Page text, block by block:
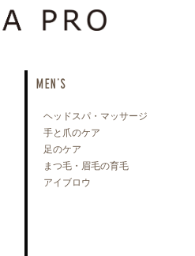
MEN'S
ヘッドスパ・マッサージ
手と爪のケア
足のケア
まつ毛・眉毛の育毛
アイブロウ